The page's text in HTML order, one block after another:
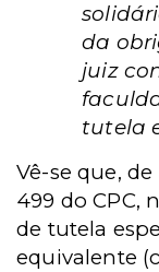
da
juiz
tutela
Vê-se que,
499 do CPC,
de tutela
equivalente